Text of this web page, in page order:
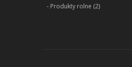
Produkty rolne (2)